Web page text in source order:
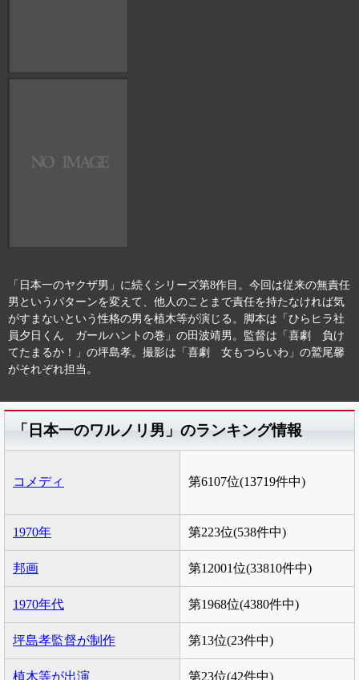
「日本一のヤクザ男」に続くシリーズ第8作目。今回は従来の無責任
男というパターンを変えて、他人のことまで責任を持たなければ気
がすまないという性格の男を植木等が演じる。脚本は「ひらヒラ社
員夕日くん ガールハントの巻」の田波靖男。監督は「喜劇 負け
てたまるか！」の坪島孝。撮影は「喜劇 女もつらいわ」の鷲尾馨
がそれぞれ担当。
「日本一のワルノリ男」のランキング情報
コメディ 第6107位(13719件中)
1970年 第223位(538件中)
邦画 第12001位(33810件中)
1970年代 第1968位(4380件中)
坪島孝監督が制作 第13位(23件中)
植木等が出演 第23位(42件中)